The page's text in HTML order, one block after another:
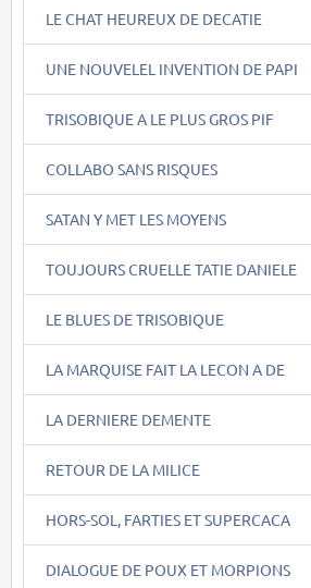
LE CHAT HEUREUX DE DECATIE
UNE NOUVELEL INVENTION DE PAPI
TRISOBIQUE A LE PLUS GROS PIF
COLLABO SANS RISQUES
SATAN Y MET LES MOYENS
TOUJOURS CRUELLE TATIE DANIELE
LE BLUES DE TRISOBIQUE
LA MARQUISE FAIT LA LECON A DE
LA DERNIERE DEMENTE
RETOUR DE LA MILICE
HORS-SOL, FARTIES ET SUPERCACA
DIALOGUE DE POUX ET MORPIONS